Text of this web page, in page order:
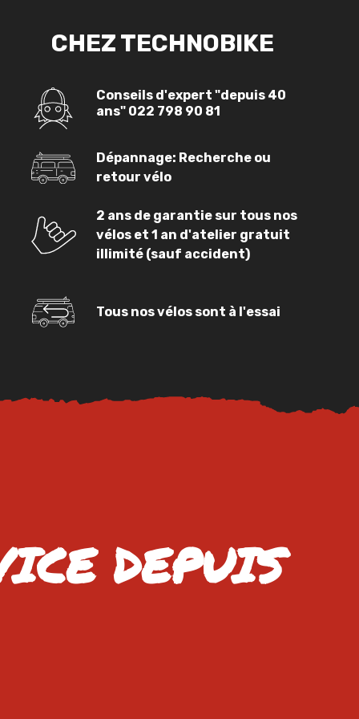
CHEZ TECHNOBIKE
Conseils d'expert "depuis 40
ans" 022 798 90 81
Dépannage: Recherche ou
retour vélo
2 ans de garantie sur tous nos
vélos et 1 an d'atelier gratuit
illimité (sauf accident)
Tous nos vélos sont à l'essai
DEPUIS